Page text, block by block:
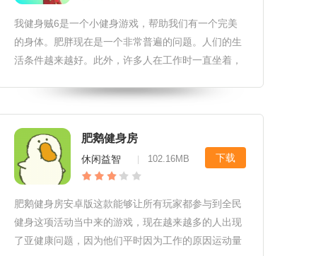
我健身贼6是一个小健身游戏，帮助我们有一个完美
的身体。肥胖现在是一个非常普遍的问题。人们的生
活条件越来越好。此外，许多人在工作时一直坐着，
开始穿短袖和短裙时，就没有办法隐藏你的脂肪了。
因此，我们必须尽快摆脱所有
肥鹅健身房
休闲益智 102.16MB 下载
肥鹅健身房安卓版这款能够让所有玩家都参与到全民
健身这项活动当中来的游戏，现在越来越多的人出现
了亚健康问题，因为他们平时因为工作的原因运动量